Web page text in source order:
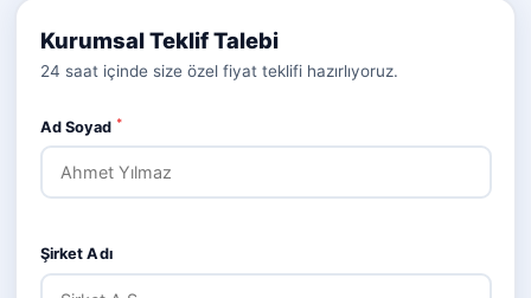
Kurumsal Teklif Talebi
24 saat içinde size özel fiyat teklifi hazırlıyoruz.
Ad Soyad *
Şirket Adı